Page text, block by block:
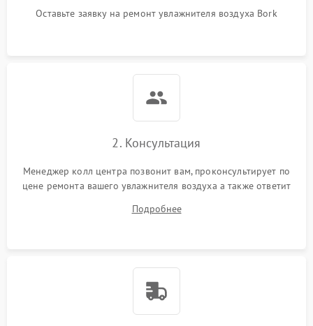
перенапряжения
1000 ₽
1300 ₽
Оставьте заявку на ремонт увлажнителя воздуха Bork
2. Консультация
Менеджер колл центра позвонит вам, проконсультирует по
цене ремонта вашего увлажнителя воздуха а также ответит
Подробнее